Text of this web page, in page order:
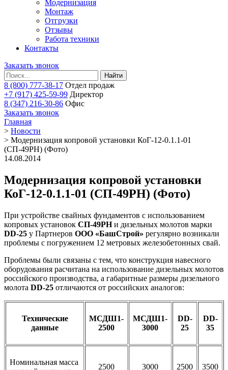
Модернизация
Монтаж
Отгрузки
Отзывы
Работа техники
Контакты
Заказать звонок
Найти
8 (800) 777-38-17 Отдел продаж
+7 (917) 425-59-99 Директор
8 (347) 216-30-86 Офис
Заказать звонок
Главная
> Новости
> Модернизация копровой установки КоГ-12-0.1.1-01
(СП-49РН) (Фото)
14.08.2014
Модернизация копровой установки
КоГ-12-0.1.1-01 (СП-49РН) (Фото)
При устройстве свайных фундаментов с использованием
копровых установок СП-49РНи дизельных молотов марки
DD-25 у Партнеров ООО «БашСтрой» регулярно возникали
проблемы с погружением 12 метровых железобетонных свай.
Проблемы были связаны с тем, что конструкция навесного
оборудования расчитана на использование дизельных молотов
российского производства, а габаритные размеры дизельного
молота DD-25 отличаются от российских аналогов:
Технические
данные
МСДШ1-
2500
МСДШ1-
3000
DD-
25
DD-
35
Номинальная масса
2500 3000 2500 3500